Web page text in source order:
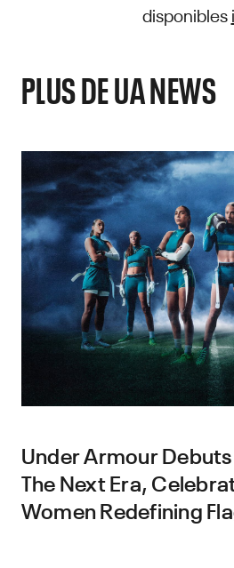
disponibles
PLUS DE UA NEWS
Under Armour
The Next Era,
Women Redefining